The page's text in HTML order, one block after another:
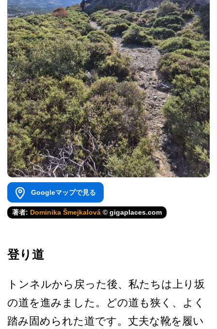
Googleマップで見る
著者: Dominika Šmejkalová © gigaplaces.com
登り道
トンネルから戻った後、私た­ちは上り坂
の道を進みました。どの道も狭く、よく
踏­み固められた道です。丈夫な靴を履い